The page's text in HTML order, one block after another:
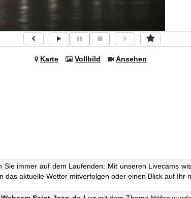
Karte Vollbild Ansehen
Sie immer auf dem Laufenden: Mit unseren Livecams
das aktuelle Wetter mitverfolgen oder einen Blick auf Ihr